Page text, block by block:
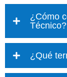
¿Cómo
Técnico?
¿Qué